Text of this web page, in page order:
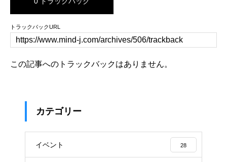
トラックバックURL
この記事へのトラックバックはありません。
カテゴリー
イベント 28